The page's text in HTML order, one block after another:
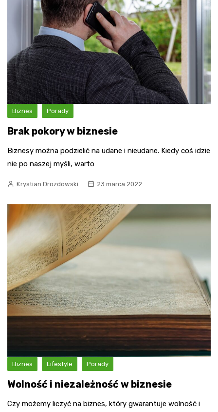
Biznes Porady
Brak pokory w biznesie
Biznesy można podzielić na udane i nieudane. Kiedy coś idzie
nie po naszej myśli, warto
Krystian Drozdowski 23 marca 2022
Biznes Lifestyle Porady
Wolność i niezależność w biznesie
Czy możemy liczyć na biznes, który gwarantuje wolność i